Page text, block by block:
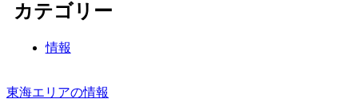
カテゴリー
情報
東海エリアの情報